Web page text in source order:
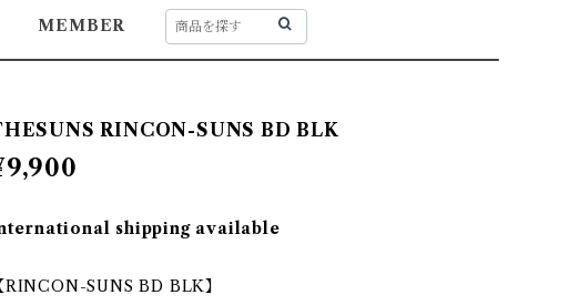
MEMBER
RINCON-SUNS BD BLK
shipping available
【RINCON-SUNS BD BLK】